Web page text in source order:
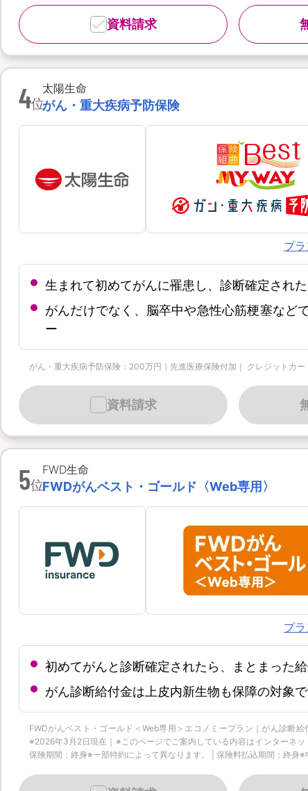
資料請求
4位
太陽生命
がん・重大疾病予防保険
プ
生まれて初めてがんに罹患し、診断確定され
がんだけでなく、脳卒中や急性心筋梗塞など
ー
がん・重大疾病予防保険：200万円｜先進医療保険付加｜ クレジット
資料請求
5位
FWD生命
FWDがんベスト・ゴールド〈Web専用〉
プ
初めてがんと診断確定されたら、まとまった
がん診断給付金は上皮内新生物も保障の対象で
FWDがんベスト・ゴールド＜Web専用＞エコノミープラン｜がん診断
※2026年3月2日現在｜※このページでご案内している内容はインターネ
保険期間：終身※一部特約によって異なります。 | 保険料払込期間：終